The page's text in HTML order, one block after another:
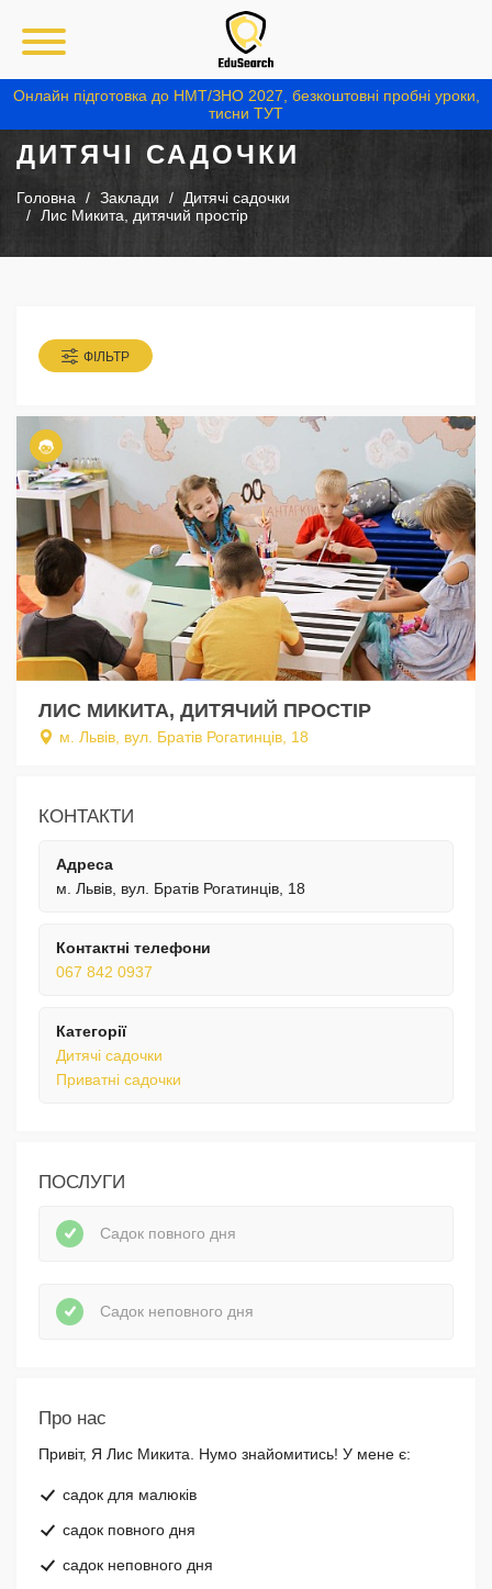
Онлайн підготовка до НМТ/ЗНО 2027, безкоштовні пробні уроки,
тисни ТУТ
ДИТЯЧІ САДОЧКИ
Головна Заклади
Дитячі садочки
Лис Микита, дитячий простір
ФІЛЬТР
ЛИС МИКИТА, ДИТЯЧИЙ ПРОСТІР
м. Львів, вул. Братів Рогатинців, 18
КОНТАКТИ
Адреса
м. Львів, вул. Братів Рогатинців, 18
Контактні телефони
067 842 0937
Категорії
Дитячі садочки
Приватні садочки
ПОСЛУГИ
Садок повного дня
Садок неповного дня
Про нас
Привіт, Я Лис Микита. Нумо знайомитись! У мене є:
садок для малюків
садок повного дня
садок неповного дня